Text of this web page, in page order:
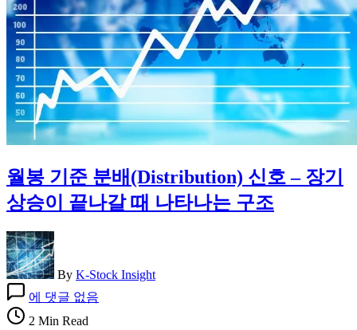
니
켈
을
ETF
로
읽
는
법
월봉 기준 분배(Distribution) 신호 – 장기
상승이 끝나갈 때 나타나는 구조
By K-Stock Insight
월
봉
기
에 댓글 없음
2 Min Read